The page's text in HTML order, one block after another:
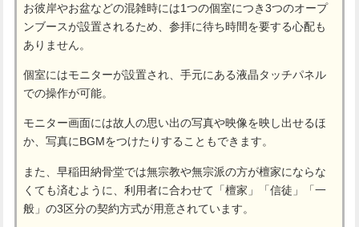
お彼岸やお盆などの混雑時には1つの個室につき3つのオープ
ンブースが設置されるため、参拝に待ち時間を要する心配も
ありません。
個室にはモニターが設置され、手元にある液晶タッチパネル
での操作が可能。
モニター画面には故人の思い出の写真や映像を映し出せるほ
か、写真にBGMをつけたりすることもできます。
また、早稲田納骨堂では無宗教や無宗派の方が檀家にならな
くても済むように、利用者に合わせて「檀家」「信徒」「一
般」の3区分の契約方式が用意されています。